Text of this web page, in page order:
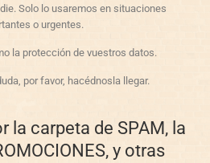
Solo lo usaremos en situaciones
o urgentes.
la protección de vuestros datos.
por favor, hacédnosla llegar.
la carpeta de SPAM, la
y otras